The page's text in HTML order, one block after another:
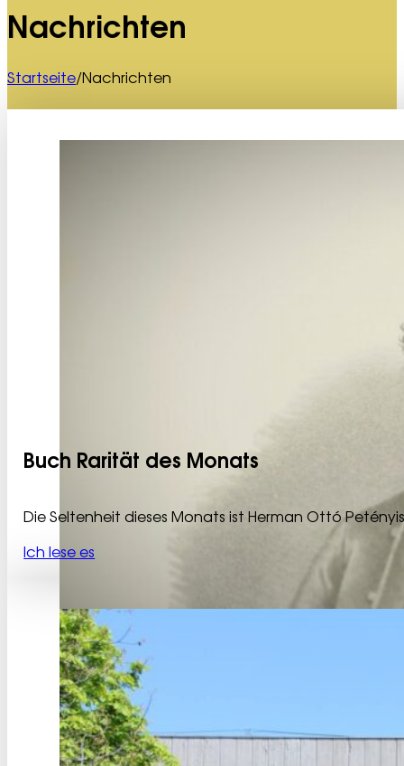
Nachrichten
Startseite/Nachrichten
Buch Rarität des Monats
Die Seltenheit dieses Monats ist Herman Ottó
Ich lese es